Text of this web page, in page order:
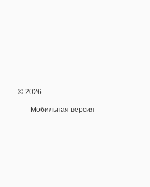
© 2026
Мобильная версия